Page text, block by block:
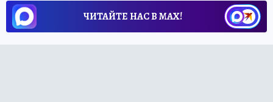
ЧИТАЙТЕ НАС В МАХ!